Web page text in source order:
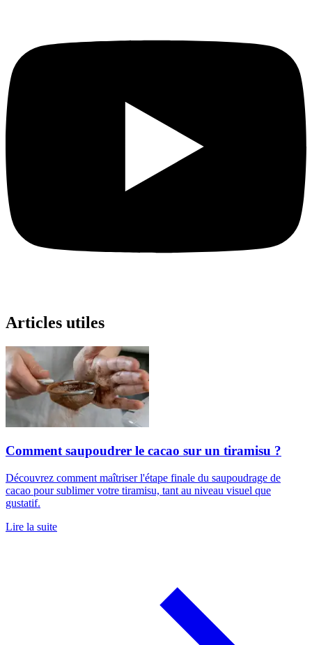
Articles utiles
Comment saupoudrer le cacao sur un tiramisu ?
Découvrez comment maîtriser l'étape finale du saupoudrage de
cacao pour sublimer votre tiramisu, tant au niveau visuel que
gustatif.
Lire la suite